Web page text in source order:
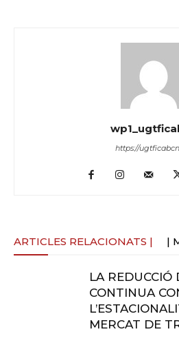
https://
ARTICLES RELACIONATS | |
LA REDUCCIÓ
CONTINUA
MERCAT DE